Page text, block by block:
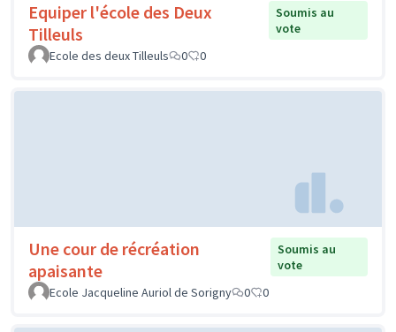
Equiper l'école des Deux
Tilleuls
Soumis au
vote
Ecole des deux Tilleuls
0 0
Une cour de récréation
apaisante
Soumis au
vote
Ecole Jacqueline Auriol de Sorigny
0 0